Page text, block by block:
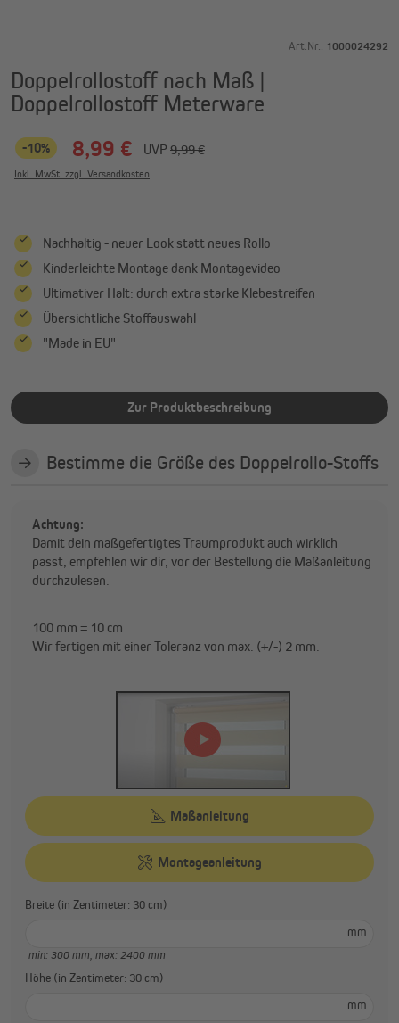
Art.Nr.: 1000024292
Doppelrollostoff nach Maß |
Doppelrollostoff Meterware
-10% 8,99 € UVP 9,99 €
Inkl. MwSt. zzgl. Versandkosten
Nachhaltig - neuer Look statt neues Rollo
Kinderleichte Montage dank Montagevideo
Ultimativer Halt: durch extra starke Klebestreifen
Übersichtliche Stoffauswahl
"Made in EU"
Zur Produktbeschreibung
Bestimme die Größe des Doppelrollo-Stoffs
Achtung:
Damit dein maßgefertigtes Traumprodukt auch wirklich
passt, empfehlen wir dir, vor der Bestellung die Maßanleitung
durchzulesen.
100 mm = 10 cm
Wir fertigen mit einer Toleranz von max. (+/-) 2 mm.
Maßanleitung
Montageanleitung
Breite (in Zentimeter: 30 cm)
mm
min: 300 mm, max: 2400 mm
Höhe (in Zentimeter: 30 cm)
mm